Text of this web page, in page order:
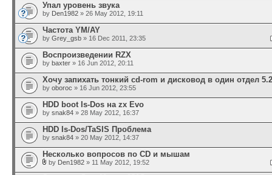
Упал уровень звука
by Den1982 » 26 May 2012, 19:11
Частота YM/AY
by Grey_gsb » 16 Dec 2011, 23:35
Воспроизведении RZX
by baxter » 16 Jun 2012, 20:11
Хочу запихать тонкий cd-rom и дисковод в один отдел
by oboroc » 16 Jun 2012, 23:55
HDD boot Is-Dos на zx Evo
by snak84 » 28 May 2012, 16:37
HDD Is-Dos/TaSIS Проблема
by snak84 » 20 May 2012, 14:37
Несколько вопросов по CD и мышам
by Den1982 » 11 May 2012, 19:52